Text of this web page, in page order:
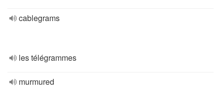
cablegrams
les télégrammes
murmured